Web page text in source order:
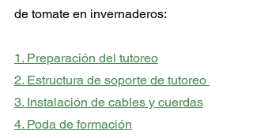
de tomate en invernaderos:
1. Preparación del tutoreo
2. Estructura de soporte de tutoreo
3. Instalación de cables y cuerdas
4. Poda de formación